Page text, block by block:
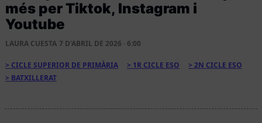
més per Tiktok, Instagram i
Youtube
LAURA CUESTA 7 D'ABRIL DE 2026 · 6:00
CICLE SUPERIOR DE PRIMÀRIA 1R CICLE ESO
2N CICLE ESO
BATXILLERAT